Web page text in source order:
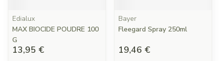
Edialux
MAX BIOCIDE POUDRE 100
G
13,95 €
Bayer
Fleegard Spray 250ml
19,46 €